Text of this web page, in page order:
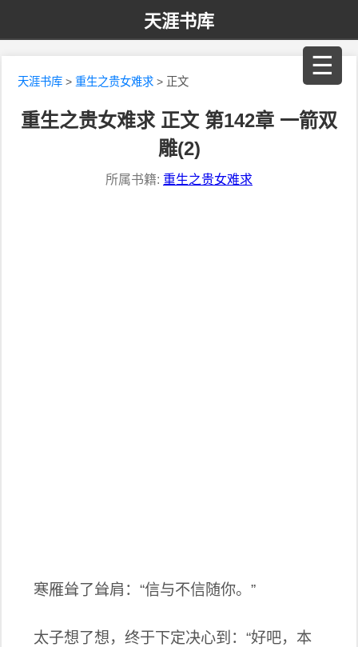
天涯书库
☰
天涯书库 >重生之贵女难求 > 正文
重生之贵女难求 正文 第142章 一箭双
雕(2)
所属书籍: 重生之贵女难求
寒雁耸了耸肩：“信与不信随你。”
太子想了想，终于下定决心到：“好吧，本